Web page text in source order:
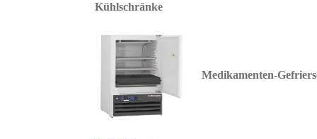
Kühlschränke
Medikamenten-